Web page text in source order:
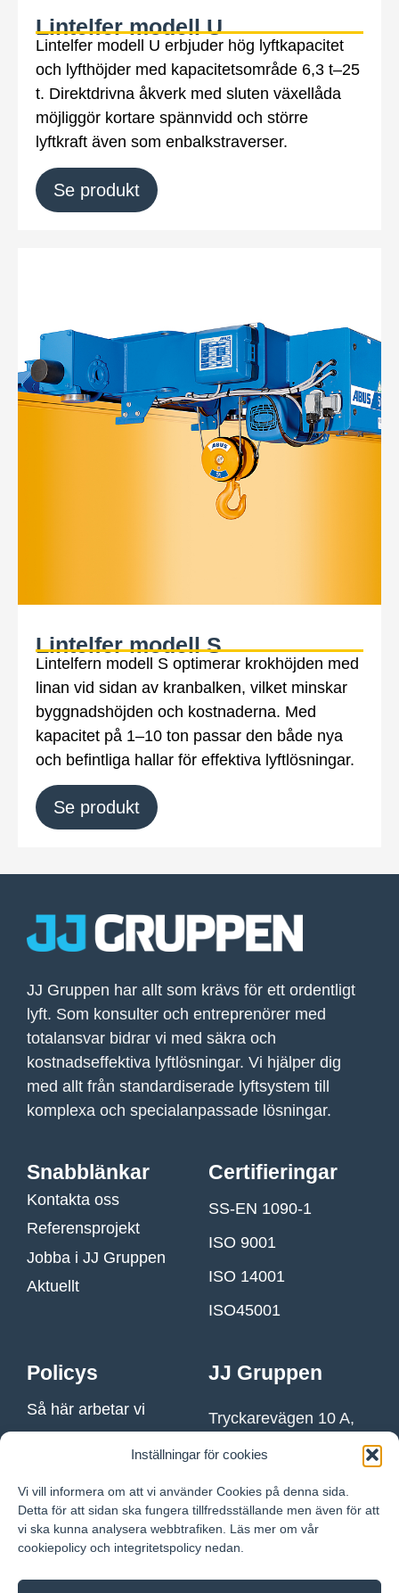
Inställningar för cookies
Vi vill informera om att vi använder Cookies på denna sida.
Detta för att sidan ska fungera tillfredsställande men även för att
vi ska kunna analysera webbtrafiken. Läs mer om vår
cookiepolicy och integritetspolicy nedan.
Lintelfer modell U
Lintelfer modell U erbjuder hög lyftkapacitet
och lyfthöjder med kapacitetsområde 6,3 t–25
t. Direktdrivna åkverk med sluten växellåda
möjliggör kortare spännvidd och större
lyftkraft även som enbalkstraverser.
Se produkt
Lintelfer modell S
Lintelfern modell S optimerar krokhöjden med
linan vid sidan av kranbalken, vilket minskar
byggnadshöjden och kostnaderna. Med
kapacitet på 1–10 ton passar den både nya
och befintliga hallar för effektiva lyftlösningar.
Se produkt
JJ Gruppen har allt som krävs för ett ordentligt
lyft. Som konsulter och entreprenörer med
totalansvar bidrar vi med säkra och
kostnadseffektiva lyftlösningar. Vi hjälper dig
med allt från standardiserade lyftsystem till
komplexa och specialanpassade lösningar.
Snabblänkar
Kontakta oss
Referensprojekt
Jobba i JJ Gruppen
Aktuellt
Certifieringar
SS-EN 1090-1
ISO 9001
ISO 14001
ISO45001
Policys
Så här arbetar vi
JJ Gruppen
Tryckarevägen 10 A,
Skicka e-post till
JJ Gruppen